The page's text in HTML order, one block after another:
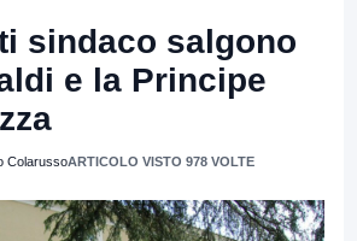
sindaco salgono
e la Principe
ColarussoARTICOLO VISTO 978 VOLTE